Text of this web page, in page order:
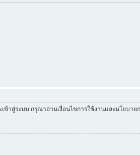
าสู่ระบบ กรุณาอ่านเงื่อนไขการใช้งานและนโยบ